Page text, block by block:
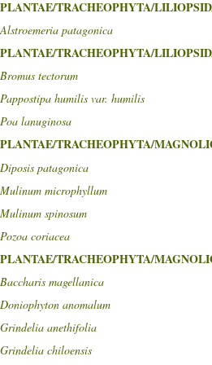
PLANTAE/TRACHEOPHYTA/
Alstroemeria patagonica
PLANTAE/TRACHEOPHYTA/
Bromus tectorum
Pappostipa humilis var. humilis
Poa lanuginosa
PLANTAE/TRACHEOPHYTA/
Diposis patagonica
Mulinum microphyllum
Mulinum spinosum
Pozoa coriacea
PLANTAE/TRACHEOPHYTA/
Baccharis magellanica
Doniophyton anomalum
Grindelia anethifolia
Grindelia chiloensis